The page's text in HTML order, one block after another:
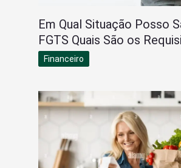
Em Qual Situação Posso
FGTS Quais São os
Financeiro